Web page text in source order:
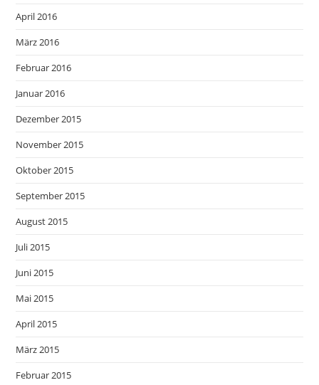
April 2016
März 2016
Februar 2016
Januar 2016
Dezember 2015
November 2015
Oktober 2015
September 2015
August 2015
Juli 2015
Juni 2015
Mai 2015
April 2015
März 2015
Februar 2015